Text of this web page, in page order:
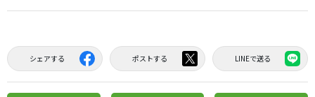
シェアする ポストする LINEで送る